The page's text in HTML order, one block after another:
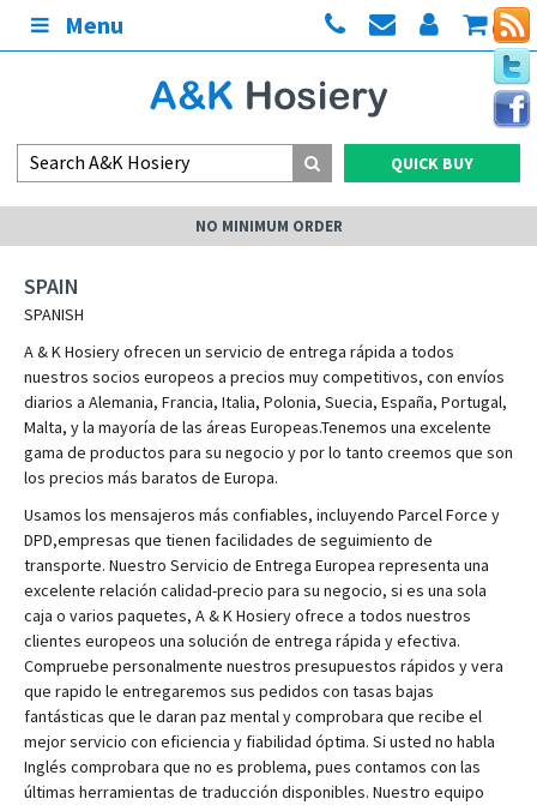
Menu (0)
QUICK BUY
NO MINIMUM ORDER
SPAIN
SPANISH
A & K Hosiery ofrecen un servicio de entrega rápida a todos
nuestros socios europeos a precios muy competitivos, con envíos
diarios a Alemania, Francia, Italia, Polonia, Suecia, España, Portugal,
Malta, y la mayoría de las áreas Europeas.Tenemos una excelente
gama de productos para su negocio y por lo tanto creemos que son
los precios más baratos de Europa.
Usamos los mensajeros más confiables, incluyendo Parcel Force y
DPD,empresas que tienen facilidades de seguimiento de
transporte. Nuestro Servicio de Entrega Europea representa una
excelente relación calidad-precio para su negocio, si es una sola
caja o varios paquetes, A & K Hosiery ofrece a todos nuestros
clientes europeos una solución de entrega rápida y efectiva.
Compruebe personalmente nuestros presupuestos rápidos y vera
que rapido le entregaremos sus pedidos con tasas bajas
fantásticas que le daran paz mental y comprobara que recibe el
mejor servicio con eficiencia y fiabilidad óptima. Si usted no habla
Inglés comprobara que no es problema, pues contamos con las
últimas herramientas de traducción disponibles. Nuestro equipo